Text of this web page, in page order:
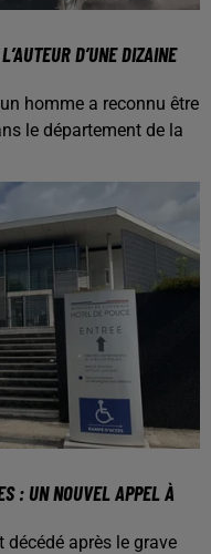
D’UNE DIZAINE
homme a reconnu être
le département de la
: UN NOUVEL APPEL À
après le grave